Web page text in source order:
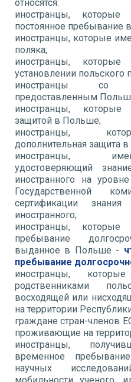
относятся:
иностранцы,
постоянное пребывание
иностранцы, которые
поляка;
иностранцы,
установлении польского
иностранцы со
предоставленным
иностранцы, которые
защитой в Польше;
иностранцы,
дополнительная защита
иностранцы,
удостоверяющий
иностранного на
Государственной
сертификации
иностранного;
иностранцы,
пребывание
выданное в Польше -
пребывание
иностранцы,
родственниками
восходящей или
на территории
граждане стран-членов
проживающие на
иностранцы,
временное
научных